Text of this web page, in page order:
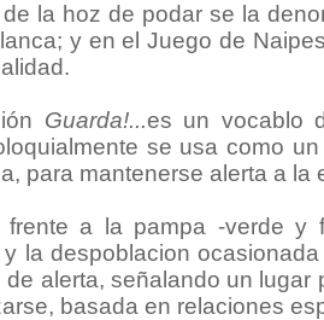
la hoz de podar se la
y en el Juego de
Guarda!...es un vocablo
se usa como
para mantenerse alerta a la
frente a la pampa -verde y
la despoblacion
de alerta, señalando un
basada en relaciones